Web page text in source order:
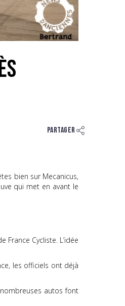
Partager
bien sur Mecanicus,
qui met en avant le
France Cycliste. L’idée
les officiels ont déjà
autos font